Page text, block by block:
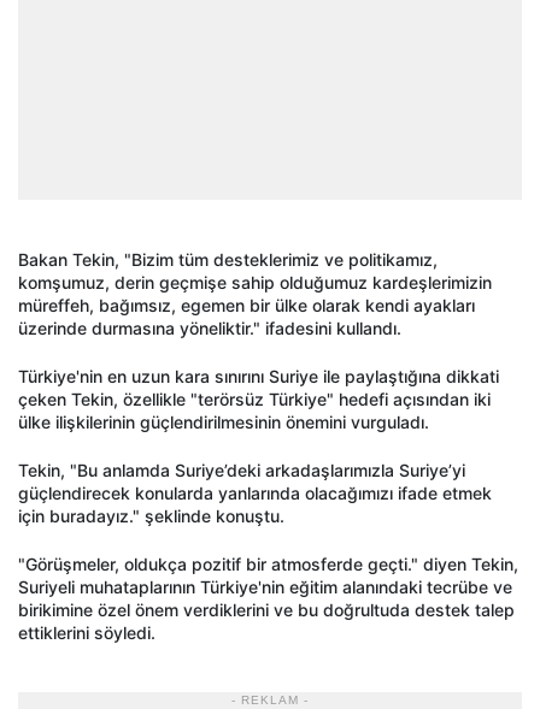
Bakan Tekin, "Bizim tüm desteklerimiz ve politikamız,
komşumuz, derin geçmişe sahip olduğumuz kardeşlerimizin
müreffeh, bağımsız, egemen bir ülke olarak kendi ayakları
üzerinde durmasına yöneliktir." ifadesini kullandı.
Türkiye'nin en uzun kara sınırını Suriye ile paylaştığına dikkati
çeken Tekin, özellikle "terörsüz Türkiye" hedefi açısından iki
ülke ilişkilerinin güçlendirilmesinin önemini vurguladı.
Tekin, "Bu anlamda Suriye’deki arkadaşlarımızla Suriye’yi
güçlendirecek konularda yanlarında olacağımızı ifade etmek
için buradayız." şeklinde konuştu.
"Görüşmeler, oldukça pozitif bir atmosferde geçti." diyen Tekin,
Suriyeli muhataplarının Türkiye'nin eğitim alanındaki tecrübe ve
birikimine özel önem verdiklerini ve bu doğrultuda destek talep
ettiklerini söyledi.
- REKLAM -